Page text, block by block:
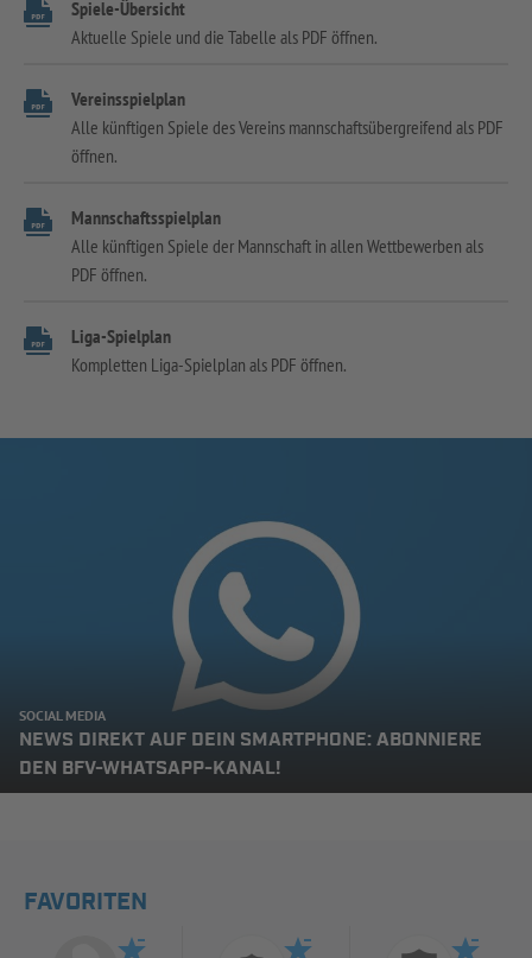
Spiele-Übersicht
Aktuelle Spiele und die Tabelle als PDF öffnen.
Vereinsspielplan
Alle künftigen Spiele des Vereins mannschaftsübergreifend als PDF
öffnen.
Mannschaftsspielplan
Alle künftigen Spiele der Mannschaft in allen Wettbewerben als
PDF öffnen.
Liga-Spielplan
Kompletten Liga-Spielplan als PDF öffnen.
SOCIAL MEDIA
NEWS DIREKT AUF DEIN SMARTPHONE: ABONNIERE
DEN BFV-WHATSAPP-KANAL!
FAVORITEN